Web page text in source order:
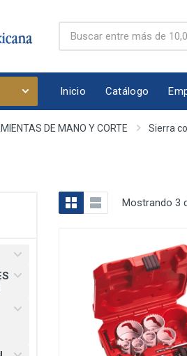
Y
Inicio Catálogo
DE MANO Y CORTE Sierra
Mostrando 3